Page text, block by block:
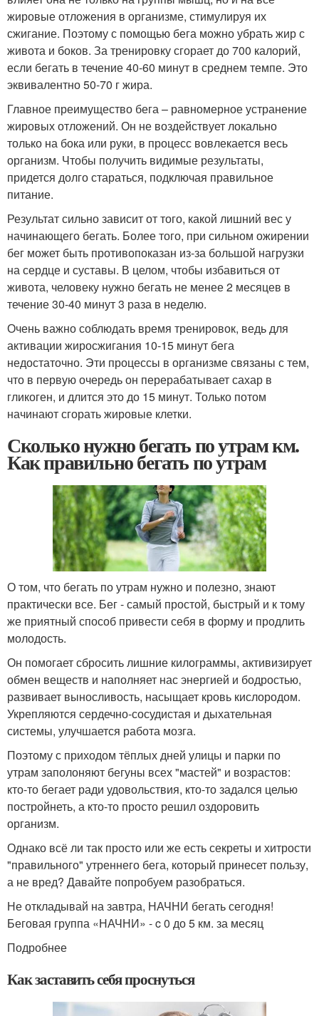
жировые отложения в организме, стимулируя их
сжигание. Поэтому с помощью бега можно убрать жир с
живота и боков. За тренировку сгорает до 700 калорий,
если бегать в течение 40-60 минут в среднем темпе. Это
эквивалентно 50-70 г жира.
Главное преимущество бега – равномерное устранение
жировых отложений. Он не воздействует локально
только на бока или руки, в процесс вовлекается весь
организм. Чтобы получить видимые результаты,
придется долго стараться, подключая правильное
питание.
Результат сильно зависит от того, какой лишний вес у
начинающего бегать. Более того, при сильном ожирении
бег может быть противопоказан из-за большой нагрузки
на сердце и суставы. В целом, чтобы избавиться от
живота, человеку нужно бегать не менее 2 месяцев в
течение 30-40 минут 3 раза в неделю.
Очень важно соблюдать время тренировок, ведь для
активации жиросжигания 10-15 минут бега
недостаточно. Эти процессы в организме связаны с тем,
что в первую очередь он перерабатывает сахар в
гликоген, и длится это до 15 минут. Только потом
начинают сгорать жировые клетки.
Сколько нужно бегать по утрам км.
Как правильно бегать по утрам
О том, что бегать по утрам нужно и полезно, знают
практически все. Бег - самый простой, быстрый и к тому
же приятный способ привести себя в форму и продлить
молодость.
Он помогает сбросить лишние килограммы, активизирует
обмен веществ и наполняет нас энергией и бодростью,
развивает выносливость, насыщает кровь кислородом.
Укрепляются сердечно-сосудистая и дыхательная
системы, улучшается работа мозга.
Поэтому с приходом тёплых дней улицы и парки по
утрам заполоняют бегуны всех "мастей" и возрастов:
кто-то бегает ради удовольствия, кто-то задался целью
постройнеть, а кто-то просто решил оздоровить
организм.
Однако всё ли так просто или же есть секреты и хитрости
"правильного" утреннего бега, который принесет пользу,
а не вред? Давайте попробуем разобраться.
Не откладывай на завтра, НАЧНИ бегать сегодня!
Беговая группа «НАЧНИ» - c 0 до 5 км. за месяц
Подробнее
Как заставить себя проснуться